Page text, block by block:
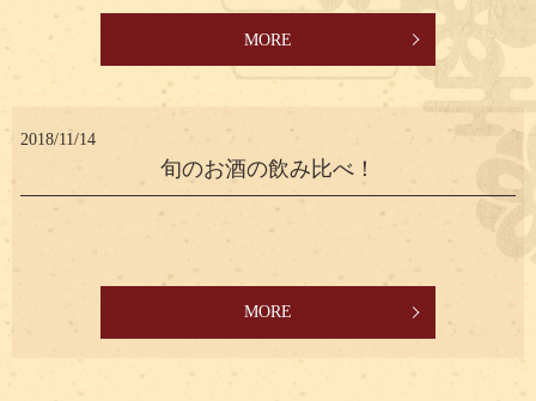
MORE
2018/11/14
旬のお酒の飲み比べ！
MORE